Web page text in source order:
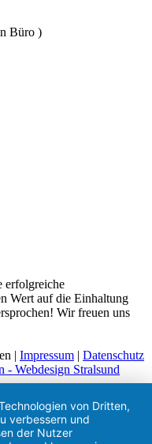
Büro )
erfolgreiche
Wert auf die Einhaltung
Wir freuen uns
| Impressum | Datenschutz
- Webdesign Stralsund
von Dritten,
verbessern und
der Nutzer